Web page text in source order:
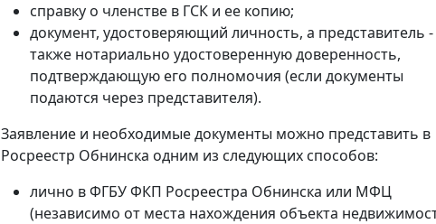
справку о членстве в ГСК и ее копию;
документ, удостоверяющий личность, а представитель -
также нотариально удостоверенную доверенность,
подтверждающую его полномочия (если документы
подаются через представителя).
Заявление и необходимые документы можно представить в
Росреестр Обнинска одним из следующих способов:
лично в ФГБУ ФКП Росреестра Обнинска или МФЦ
(независимо от места нахождения объекта